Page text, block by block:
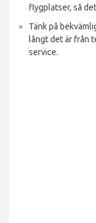
flygplatser, så
Tänk på
långt det är från
service.